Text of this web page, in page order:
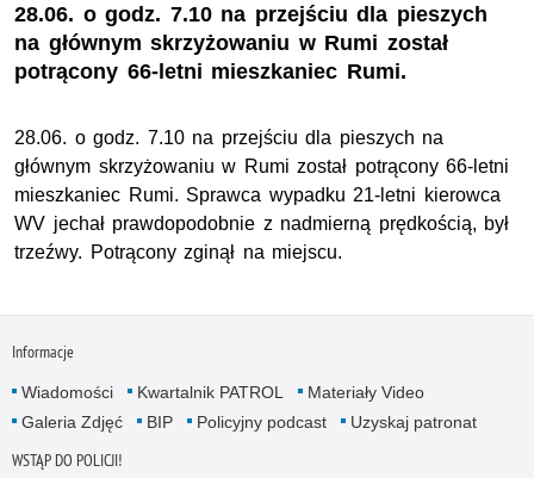
28.06. o godz. 7.10 na przejściu dla pieszych
na głównym skrzyżowaniu w Rumi został
potrącony 66-letni mieszkaniec Rumi.
28.06. o godz. 7.10 na przejściu dla pieszych na
głównym skrzyżowaniu w Rumi został potrącony 66-letni
mieszkaniec Rumi. Sprawca wypadku 21-letni kierowca
WV jechał prawdopodobnie z nadmierną prędkością, był
trzeźwy. Potrącony zginął na miejscu.
Informacje
Wiadomości Kwartalnik PATROL
Materiały Video
Galeria Zdjęć
BIP Policyjny podcast Uzyskaj patronat
WSTĄP DO POLICJI!